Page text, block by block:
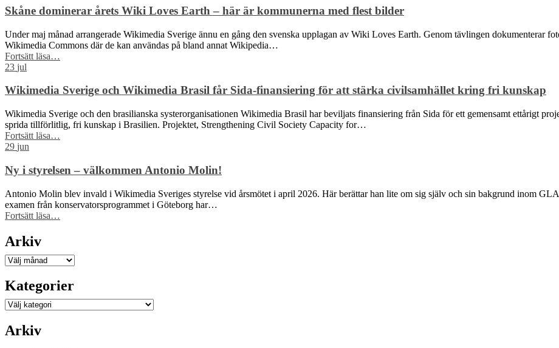
och
museer?”
Skåne dominerar årets Wiki Loves Earth – här är kommunerna med flest bilder
Under maj månad arrangerade Wikimedia Sverige ännu en gång den svenska upplagan av Wiki Loves Earth. Genom tävlingen dokumenterar
Wikimedia Commons där de kan användas på bland annat Wikipedia…
Fortsätt läsa
Wiki
Earth
–
är
med
flest
…
23 jul
Wikimedia Sverige och Wikimedia Brasil får Sida-finansiering för att stärka civilsamhället kring fri kunskap
Wikimedia Sverige och den brasilianska systerorganisationen Wikimedia Brasil har beviljats finansiering från Sida för ett gemensamt ettårigt
sprida tillförlitlig, fri kunskap i Brasilien. Projektet, Strengthening Civil Society Capacity for…
Fortsätt läsa
Wikimedia
Brasil
får
Sida-
finansiering
för
civilsamhället
kring
kunskap”
…
29 jun
Ny i styrelsen – välkommen Antonio Molin!
Antonio Molin blev invald i Wikimedia Sveriges styrelse vid årsmötet i april 2026. Här berättar han lite om sig själv och sin bakgrund inom
examen från konservatorsprogrammet i Göteborg har…
Fortsätt läsa
välkommen
Antonio
Molin!”
…
Arkiv
Arkiv
Kategorier
Kategorier
Arkiv